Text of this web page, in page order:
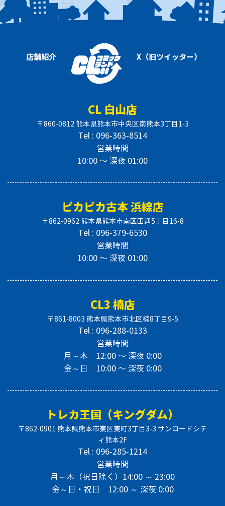
店舗紹介 X（旧ツイッター）
CL 白山店
〒860-0812 熊本県熊本市中央区南熊本3丁目1-3
Tel : 096-363-8514
営業時間
10:00 〜 深夜 01:00
ピカピカ古本 浜線店
〒862-0962 熊本県熊本市南区田迎5丁目16-8
Tel : 096-379-6530
営業時間
10:00 〜 深夜 01:00
CL3 楠店
〒861-8003 熊本県熊本市北区楠8丁目9-5
Tel : 096-288-0133
営業時間
月～木 12:00 〜 深夜 0:00
金～日 10:00 〜 深夜 0:00
トレカ王国（キングダム）
〒862-0901 熊本県熊本市東区東町3丁目3-3 サンロードシテ
ィ熊本2F
Tel : 096-285-1214
営業時間
月～木（祝日除く）14:00 ～ 23:00
金～日・祝日 12:00 ～ 深夜 0:00